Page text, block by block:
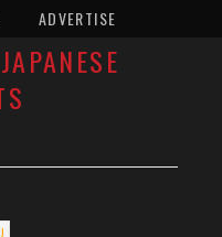
ADVERTISE
JAPANESE